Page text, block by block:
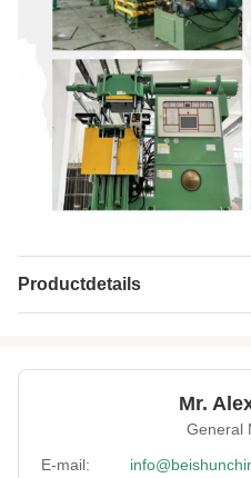
Productdetails
Main Motor Power:22 kW
2000 mm x
Plunger Stroke: 300MM
Mr.
General
E-mail: